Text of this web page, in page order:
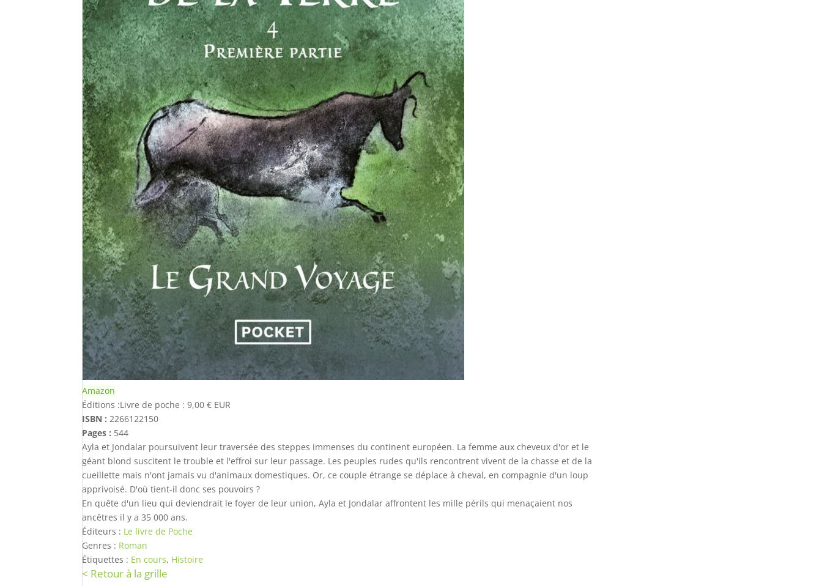
Amazon
Éditions :Livre de poche :9,00 € EUR
ISBN : 2266122150
Pages : 544
Ayla et Jondalar poursuivent leur traversée des steppes immenses du continent européen. La femme aux cheveux d'or et le
géant blond suscitent le trouble et l'effroi sur leur passage. Les peuples rudes qu'ils rencontrent vivent de la chasse et de la
cueillette mais n'ont jamais vu d'animaux domestiques. Or, ce couple étrange se déplace à cheval, en compagnie d'un loup
apprivoisé. D'où tient-il donc ses pouvoirs ?
En quête d'un lieu qui deviendrait le foyer de leur union, Ayla et Jondalar affrontent les mille périls qui menaçaient nos
ancêtres il y a 35 000 ans.
Éditeurs : Le livre de Poche
Genres : Roman
Étiquettes : En cours, Histoire
< Retour à la grille